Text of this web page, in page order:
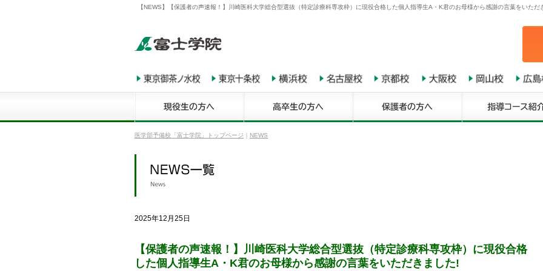
【NEWS】【保護者の声速報！】川崎医科大学総合型選抜（特定診療科専攻枠）に現役合格した個人指導生A・K君のお母様から感謝の言葉をいただ
医学部予備校「富士学院」トップページ NEWS
2025年12月25日
【保護者の声速報！】川崎医科大学総合型選抜（特定診療科専攻枠）に現役合格
した個人指導生A・K君のお母様から感謝の言葉をいただきました!